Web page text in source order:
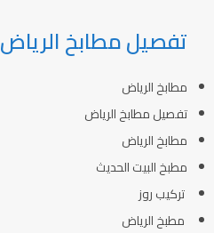
تفصيل مطابخ الرياض 0538144013
مطابخ الرياض
تفصيل مطابخ الرياض
مطابخ الرياض
مطبخ البيت الحديث
تركيب روز
مطبخ الرياض